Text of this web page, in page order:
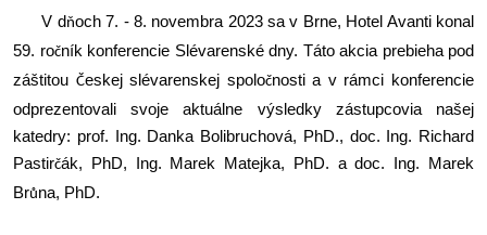
V dňoch 7. - 8. novembra 2023 sa v Brne, Hotel Avanti konal
59. ročník konferencie Slévarenské dny. Táto akcia prebieha pod
záštitou Českej slévarenskej spoločnosti a v rámci konferencie
odprezentovali svoje aktuálne výsledky zástupcovia našej
katedry: prof. Ing. Danka Bolibruchová, PhD., doc. Ing. Richard
Pastirčák, PhD, Ing. Marek Matejka, PhD. a doc. Ing. Marek
Brůna, PhD.